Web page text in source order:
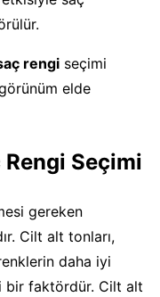
rengi seçimi
elde
Rengi Seçimi
gereken
Cilt alt tonları,
daha iyi
bir faktördür. Cilt alt